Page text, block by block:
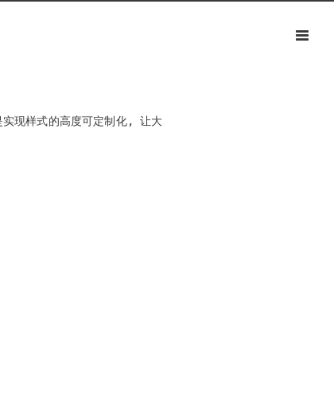
实现样式的高度可定制化, 让大